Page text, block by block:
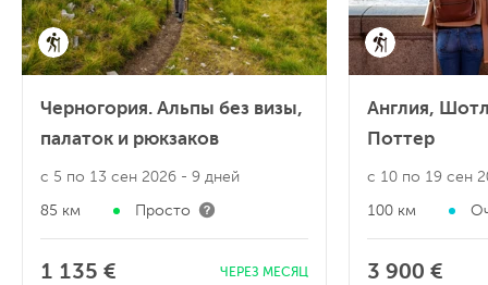
Черногория. Альпы без визы,
палаток и рюкзаков
с 5 по 13 сен 2026 - 9 дней
85 км Просто
1 135 € ЧЕРЕЗ МЕСЯЦ
Англия,
Поттер
с 10 по 19 сен
100 км
3 900 €